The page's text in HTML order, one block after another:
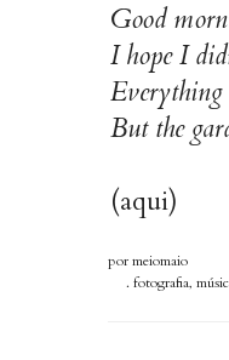
Good
I hope I
Everything
But the
(aqui)
pormeiomaio
. fotografia,